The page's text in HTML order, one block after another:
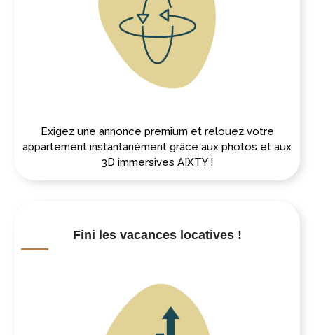
Exigez une annonce premium et relouez votre
appartement instantanément grâce aux photos et aux
3D immersives AIXTY !
Fini les vacances locatives !